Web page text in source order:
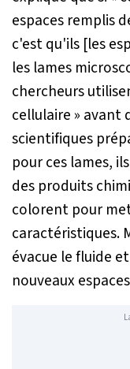
espaces remplis
c'est qu'ils [les
les lames
chercheurs
cellulaire » avant
scientifiques
pour ces lames,
des produits
colorent pour
caractéristiques.
évacue le fluide
nouveaux